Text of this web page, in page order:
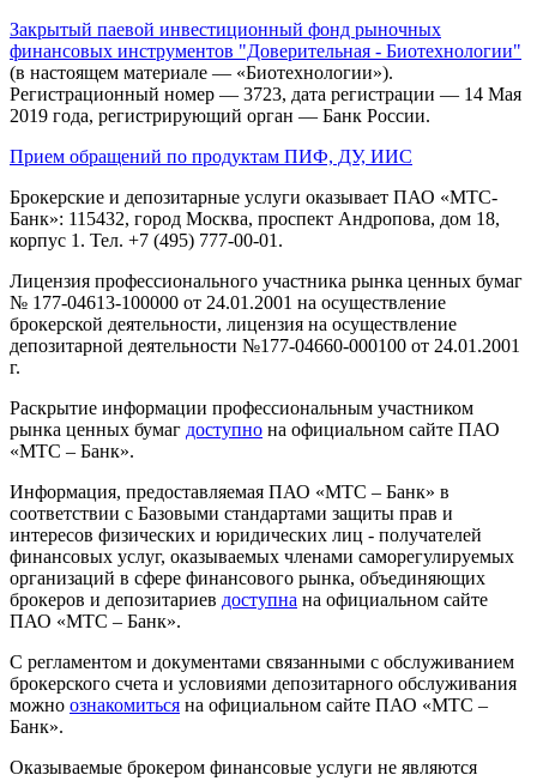
Закрытый паевой инвестиционный фонд рыночных
финансовых инструментов "Доверительная - Биотехнологии"
(в настоящем материале — «Биотехнологии»).
Регистрационный номер — 3723, дата регистрации — 14 Мая
2019 года, регистрирующий орган — Банк России.
Прием обращений по продуктам ПИФ, ДУ, ИИС
Брокерские и депозитарные услуги оказывает ПАО «МТС-
Банк»: 115432, город Москва, проспект Андропова, дом 18,
корпус 1. Тел. +7 (495) 777-00-01.
Лицензия профессионального участника рынка ценных бумаг
№ 177-04613-100000 от 24.01.2001 на осуществление
брокерской деятельности, лицензия на осуществление
депозитарной деятельности №177-04660-000100 от 24.01.2001
г.
Раскрытие информации профессиональным участником
рынка ценных бумаг доступно на официальном сайте ПАО
«МТС – Банк».
Информация, предоставляемая ПАО «МТС – Банк» в
соответствии с Базовыми стандартами защиты прав и
интересов физических и юридических лиц - получателей
финансовых услуг, оказываемых членами саморегулируемых
организаций в сфере финансового рынка, объединяющих
брокеров и депозитариев доступна на официальном сайте
ПАО «МТС – Банк».
С регламентом и документами связанными с обслуживанием
брокерского счета и условиями депозитарного обслуживания
можно ознакомиться на официальном сайте ПАО «МТС –
Банк».
Оказываемые брокером финансовые услуги не являются